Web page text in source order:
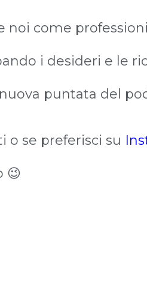
noi come
i desideri e le
puntata del
se preferisci su
😉